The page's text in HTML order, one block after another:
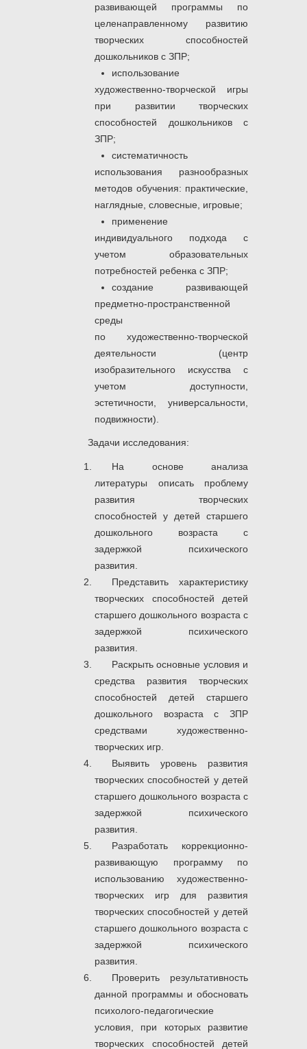
развивающей программы по
целенаправленному развитию
творческих способностей
дошкольников с ЗПР;
использование
художественно-творческой игры
при развитии творческих
способностей дошкольников с
ЗПР;
систематичность
использования разнообразных
методов обучения: практические,
наглядные, словесные, игровые;
применение
индивидуального подхода с
учетом образовательных
потребностей ребенка с ЗПР;
создание развивающей
предметно-пространственной
среды
по художественно-творческой
деятельности (центр
изобразительного искусства с
учетом доступности,
эстетичности, универсальности,
подвижности).
Задачи исследования:
На основе анализа
литературы описать проблему
развития творческих
способностей у детей старшего
дошкольного возраста с
задержкой психического
развития.
Представить характеристику
творческих способностей детей
старшего дошкольного возраста с
задержкой психического
развития.
Раскрыть основные условия и
средства развития творческих
способностей детей старшего
дошкольного возраста с ЗПР
средствами художественно-
творческих игр.
Выявить уровень развития
творческих способностей у детей
старшего дошкольного возраста с
задержкой психического
развития.
Разработать коррекционно-
развивающую программу по
использованию художественно-
творческих игр для развития
творческих способностей у детей
старшего дошкольного возраста с
задержкой психического
развития.
Проверить результативность
данной программы и обосновать
психолого-педагогические
условия, при которых развитие
творческих способностей детей